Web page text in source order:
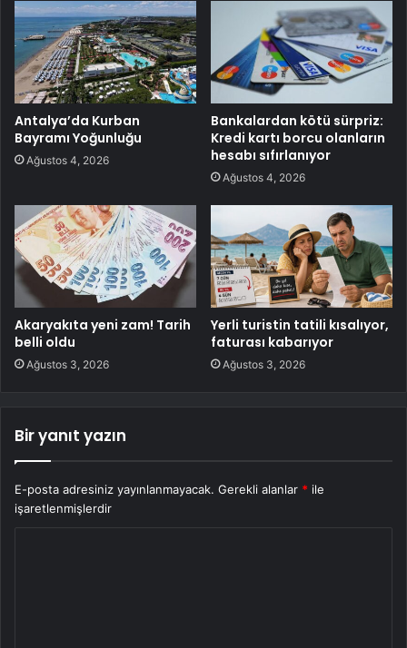
Antalya’da Kurban
Bayramı Yoğunluğu
Ağustos 4, 2026
Bankalardan kötü sürpriz:
Kredi kartı borcu olanların
hesabı sıfırlanıyor
Ağustos 4, 2026
Akaryakıta yeni zam! Tarih
belli oldu
Ağustos 3, 2026
Yerli turistin tatili kısalıyor,
faturası kabarıyor
Ağustos 3, 2026
Bir yanıt yazın
E-posta adresiniz yayınlanmayacak. Gerekli alanlar * ile
işaretlenmişlerdir